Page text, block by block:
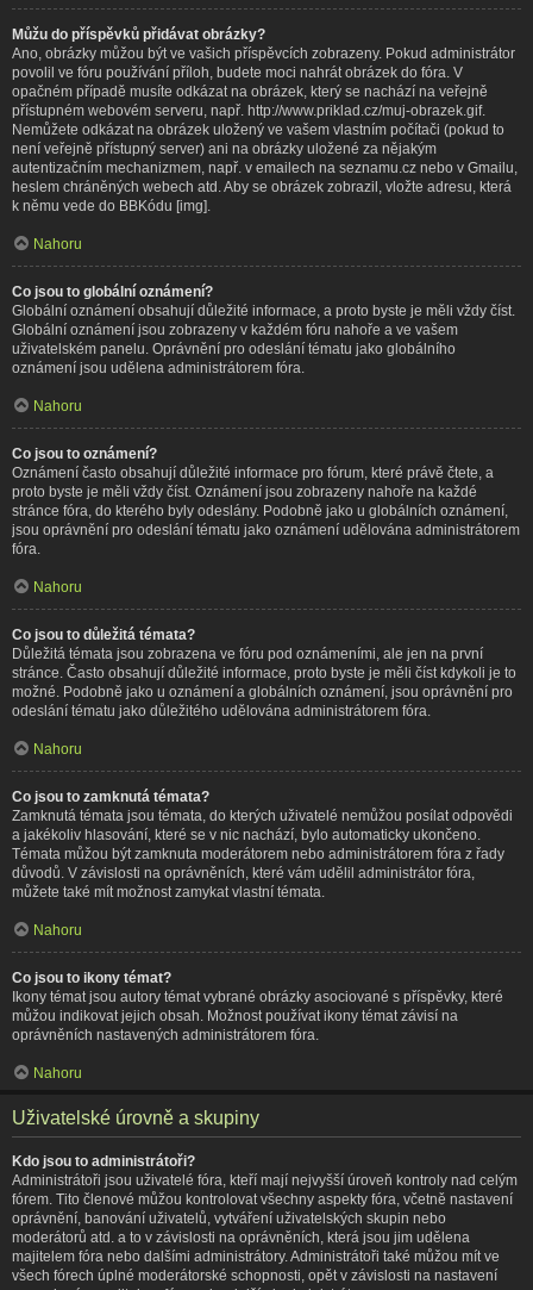
Můžu do příspěvků přidávat obrázky?
Ano, obrázky můžou být ve vašich příspěvcích zobrazeny. Pokud administrátor
povolil ve fóru používání příloh, budete moci nahrát obrázek do fóra. V
opačném případě musíte odkázat na obrázek, který se nachází na veřejně
přístupném webovém serveru, např. http://www.priklad.cz/muj-obrazek.gif.
Nemůžete odkázat na obrázek uložený ve vašem vlastním počítači (pokud to
není veřejně přístupný server) ani na obrázky uložené za nějakým
autentizačním mechanizmem, např. v emailech na seznamu.cz nebo v Gmailu,
heslem chráněných webech atd. Aby se obrázek zobrazil, vložte adresu, která
k němu vede do BBKódu [img].
Nahoru
Co jsou to globální oznámení?
Globální oznámení obsahují důležité informace, a proto byste je měli vždy číst.
Globální oznámení jsou zobrazeny v každém fóru nahoře a ve vašem
uživatelském panelu. Oprávnění pro odeslání tématu jako globálního
oznámení jsou udělena administrátorem fóra.
Nahoru
Co jsou to oznámení?
Oznámení často obsahují důležité informace pro fórum, které právě čtete, a
proto byste je měli vždy číst. Oznámení jsou zobrazeny nahoře na každé
stránce fóra, do kterého byly odeslány. Podobně jako u globálních oznámení,
jsou oprávnění pro odeslání tématu jako oznámení udělována administrátorem
fóra.
Nahoru
Co jsou to důležitá témata?
Důležitá témata jsou zobrazena ve fóru pod oznámeními, ale jen na první
stránce. Často obsahují důležité informace, proto byste je měli číst kdykoli je to
možné. Podobně jako u oznámení a globálních oznámení, jsou oprávnění pro
odeslání tématu jako důležitého udělována administrátorem fóra.
Nahoru
Co jsou to zamknutá témata?
Zamknutá témata jsou témata, do kterých uživatelé nemůžou posílat odpovědi
a jakékoliv hlasování, které se v nic nachází, bylo automaticky ukončeno.
Témata můžou být zamknuta moderátorem nebo administrátorem fóra z řady
důvodů. V závislosti na oprávněních, které vám udělil administrátor fóra,
můžete také mít možnost zamykat vlastní témata.
Nahoru
Co jsou to ikony témat?
Ikony témat jsou autory témat vybrané obrázky asociované s příspěvky, které
můžou indikovat jejich obsah. Možnost používat ikony témat závisí na
oprávněních nastavených administrátorem fóra.
Nahoru
Uživatelské úrovně a skupiny
Kdo jsou to administrátoři?
Administrátoři jsou uživatelé fóra, kteří mají nejvyšší úroveň kontroly nad celým
fórem. Tito členové můžou kontrolovat všechny aspekty fóra, včetně nastavení
oprávnění, banování uživatelů, vytváření uživatelských skupin nebo
moderátorů atd. a to v závislosti na oprávněních, která jsou jim udělena
majitelem fóra nebo dalšími administrátory. Administrátoři také můžou mít ve
všech fórech úplné moderátorské schopnosti, opět v závislosti na nastavení